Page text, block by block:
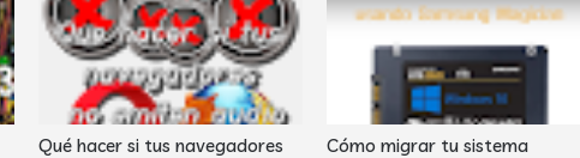
Qué hacer si tus navegadores
Cómo migrar tu sistema